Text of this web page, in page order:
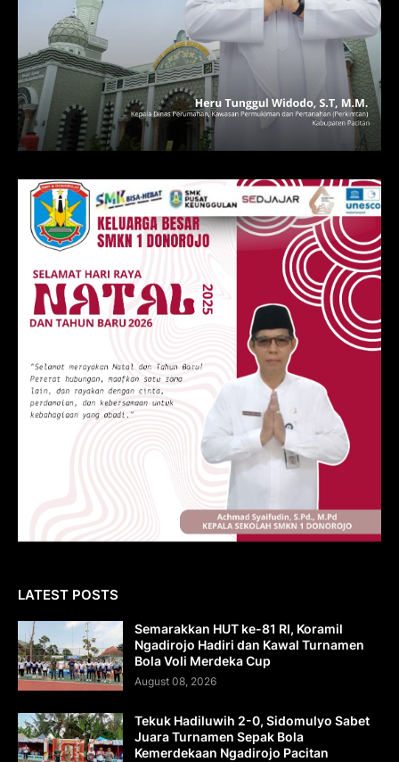
LATEST POSTS
Semarakkan HUT ke-81 RI, Koramil
Ngadirojo Hadiri dan Kawal Turnamen
Bola Voli Merdeka Cup
August 08, 2026
Tekuk Hadiluwih 2-0, Sidomulyo Sabet
Juara Turnamen Sepak Bola
Kemerdekaan Ngadirojo Pacitan